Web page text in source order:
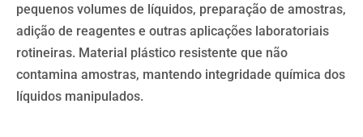
pequenos volumes de líquidos, preparação de amostras,
adição de reagentes e outras aplicações laboratoriais
rotineiras. Material plástico resistente que não
contamina amostras, mantendo integridade química dos
líquidos manipulados.